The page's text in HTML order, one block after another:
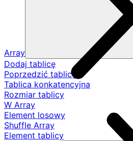
Array
Dodaj tablicę
Poprzedzić tablicę
Tablica konkatencyjna
Rozmiar tablicy
W Array
Element losowy
Shuffle Array
Element tablicy